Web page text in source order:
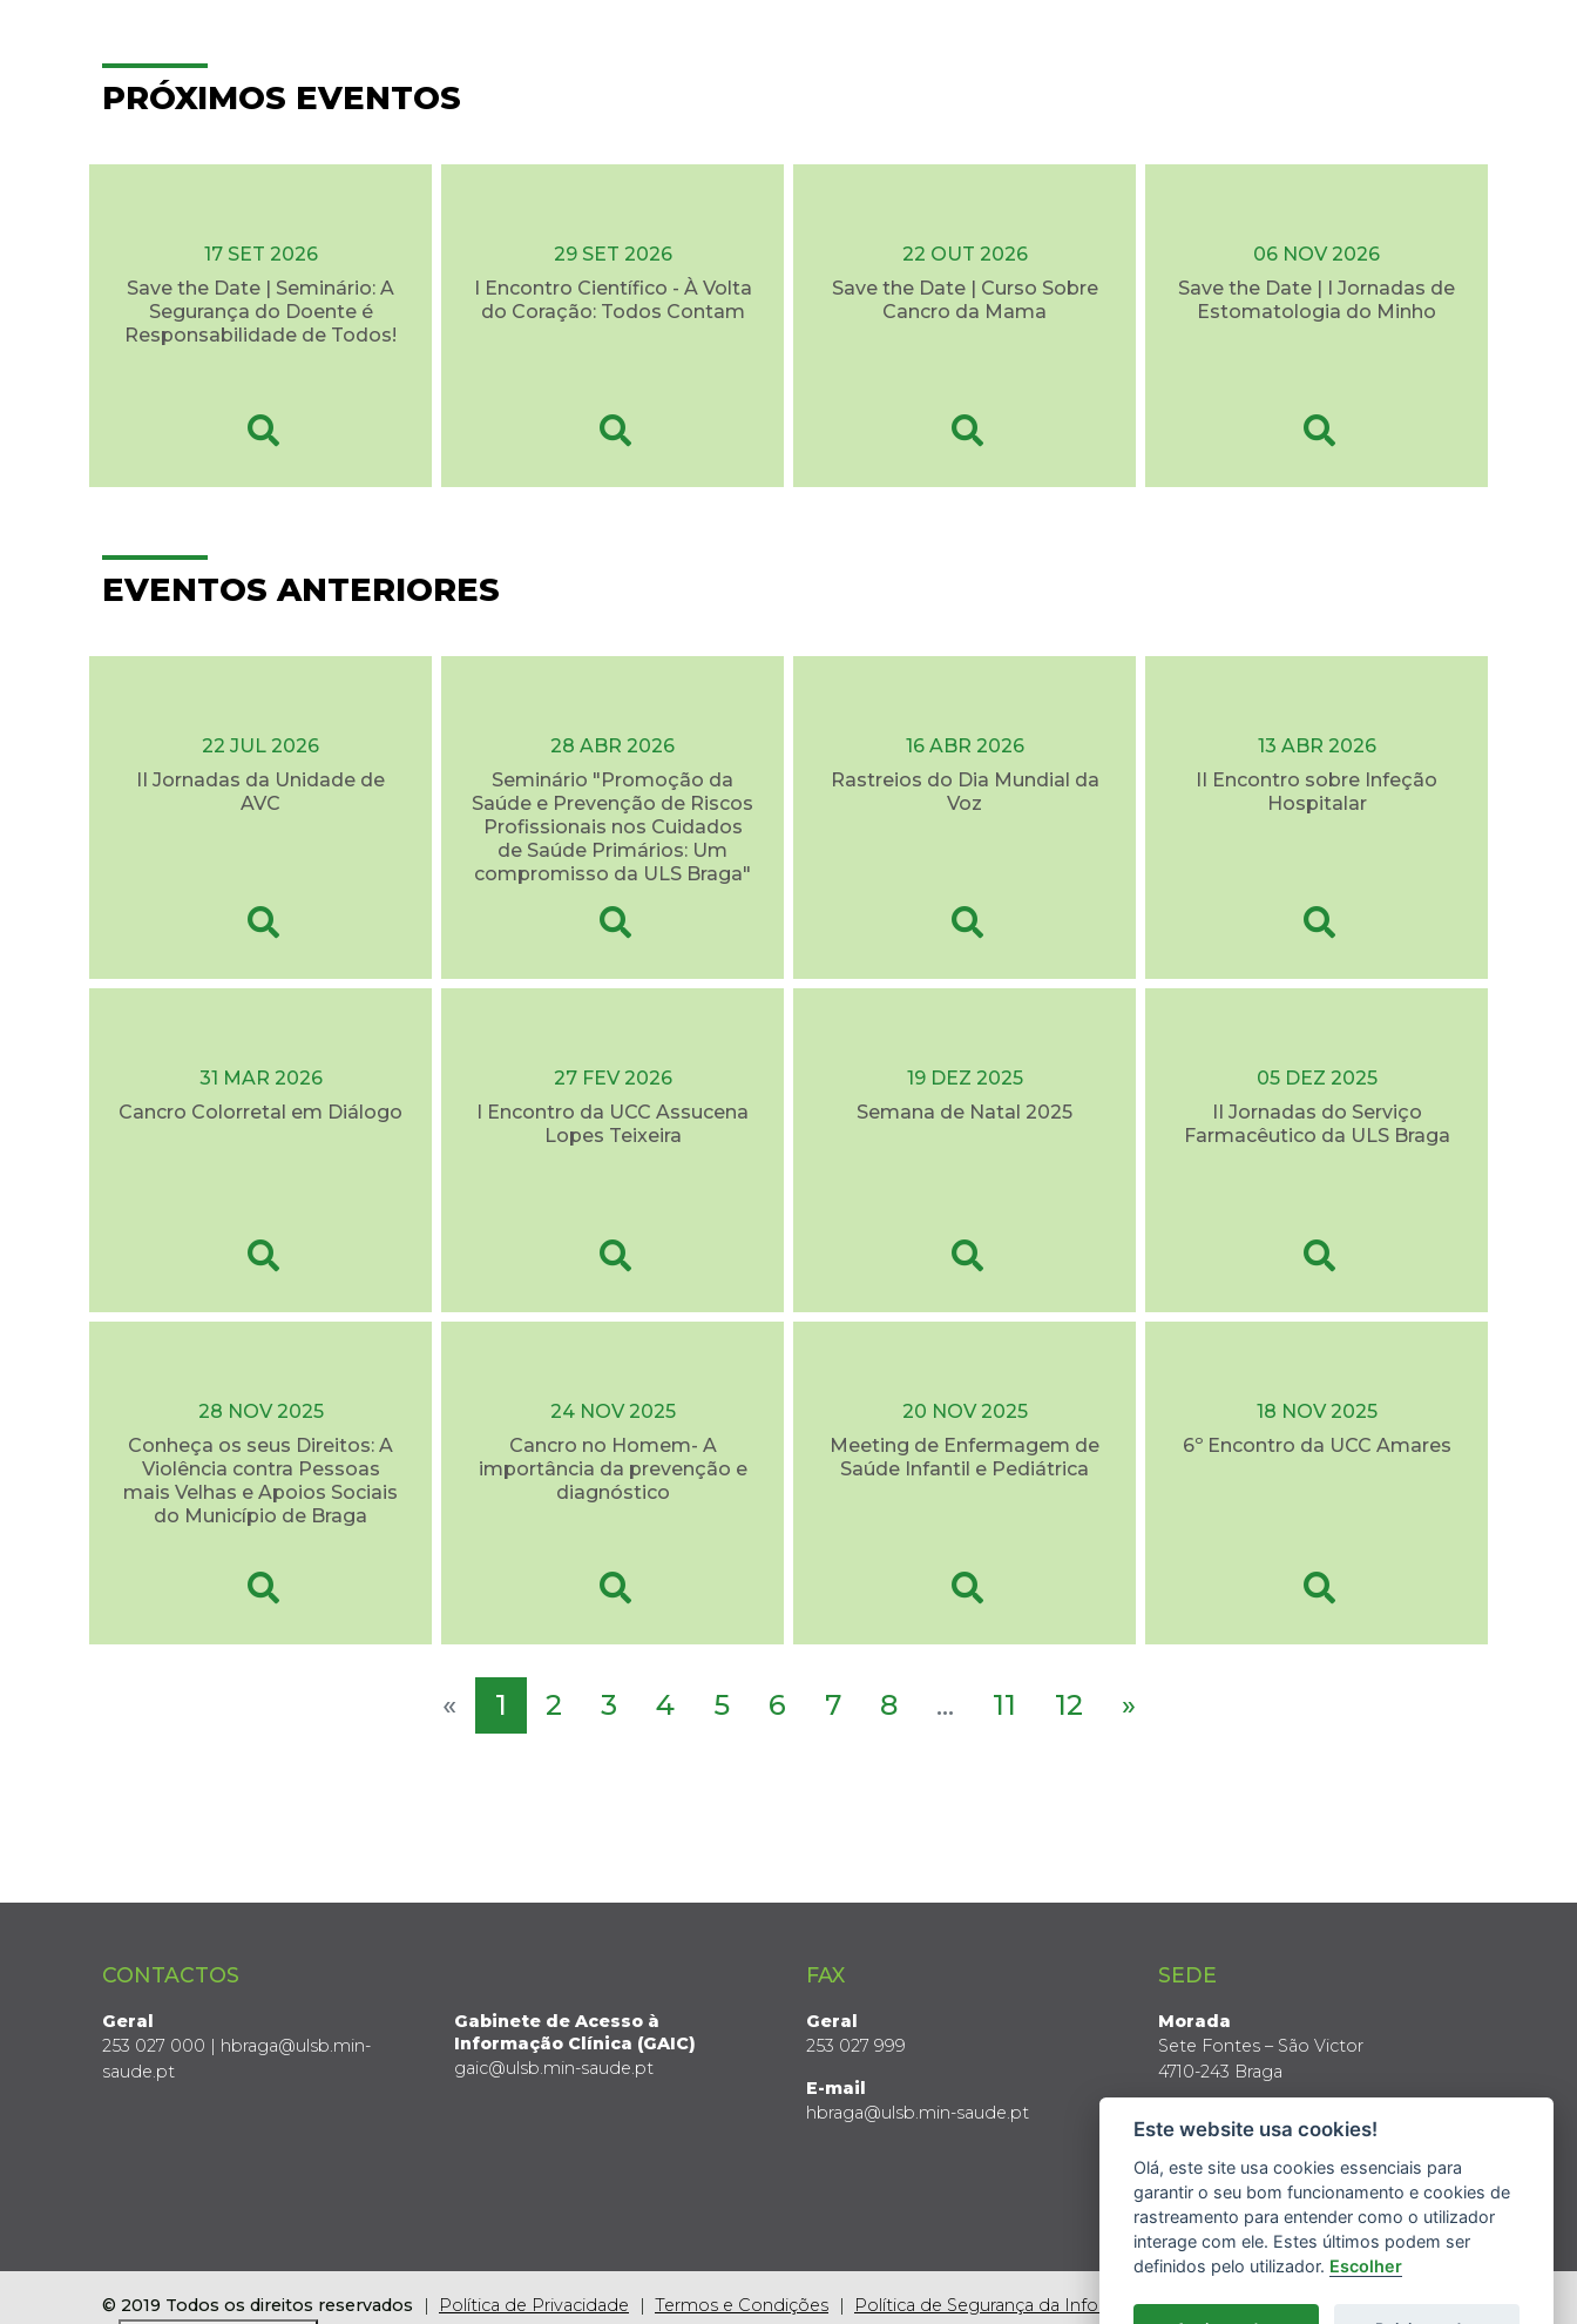
PRÓXIMOS EVENTOS
17 SET 2026
Save the Date | Seminário: A
Segurança do Doente é
Responsabilidade de Todos!
29 SET 2026
I Encontro Científico - À Volta
do Coração: Todos Contam
22 OUT 2026
Save the Date | Curso Sobre
Cancro da Mama
06 NOV 2026
Save the Date | I Jornadas de
Estomatologia do Minho
EVENTOS ANTERIORES
22 JUL 2026
II Jornadas da Unidade de
AVC
28 ABR 2026
Seminário "Promoção da
Saúde e Prevenção de Riscos
Profissionais nos Cuidados
de Saúde Primários: Um
compromisso da ULS Braga"
16 ABR 2026
Rastreios do Dia Mundial da
Voz
13 ABR 2026
II Encontro sobre Infeção
Hospitalar
31 MAR 2026
Cancro Colorretal em Diálogo
27 FEV 2026
I Encontro da UCC Assucena
Lopes Teixeira
19 DEZ 2025
Semana de Natal 2025
05 DEZ 2025
II Jornadas do Serviço
Farmacêutico da ULS Braga
28 NOV 2025
Conheça os seus Direitos: A
Violência contra Pessoas
mais Velhas e Apoios Sociais
do Município de Braga
24 NOV 2025
Cancro no Homem- A
importância da prevenção e
diagnóstico
20 NOV 2025
Meeting de Enfermagem de
Saúde Infantil e Pediátrica
18 NOV 2025
6º Encontro da UCC Amares
« 1 2 3 4 5 6 7 8 ... 11 12 »
CONTACTOS
Geral
253 027 000 | hbraga@ulsb.min-
saude.pt
Gabinete de Acesso à
Informação Clínica (GAIC)
gaic@ulsb.min-saude.pt
FAX
Geral
253 027 999
E-mail
hbraga@ulsb.min-saude.pt
SEDE
Morada
Sete Fontes – São Victor
4710-243 Braga
Latitude: 41º 34’ N
Longitude: 8º 24’ W
© 2019 Todos os direitos reservados Política de Privacidade Termos e Condições Política de Segurança da Informação
Este website usa cookies!
Olá, este site usa cookies essenciais para
garantir o seu bom funcionamento e cookies de
rastreamento para entender como o utilizador
interage com ele. Estes últimos podem ser
definidos pelo utilizador. Escolher